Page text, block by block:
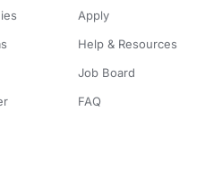
Apply
Help & Resources
Job Board
FAQ